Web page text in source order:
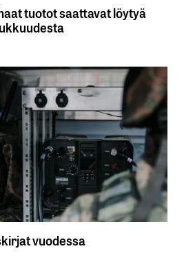
tuotot saattavat löytyä
vuodessa